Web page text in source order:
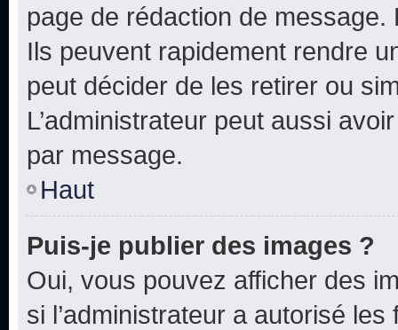
page de rédaction de
Ils peuvent rapidement rendre
peut décider de les retirer ou
L’administrateur peut aussi
par message.
Haut
Puis-je publier des images ?
Oui, vous pouvez afficher des
si l’administrateur a autorisé